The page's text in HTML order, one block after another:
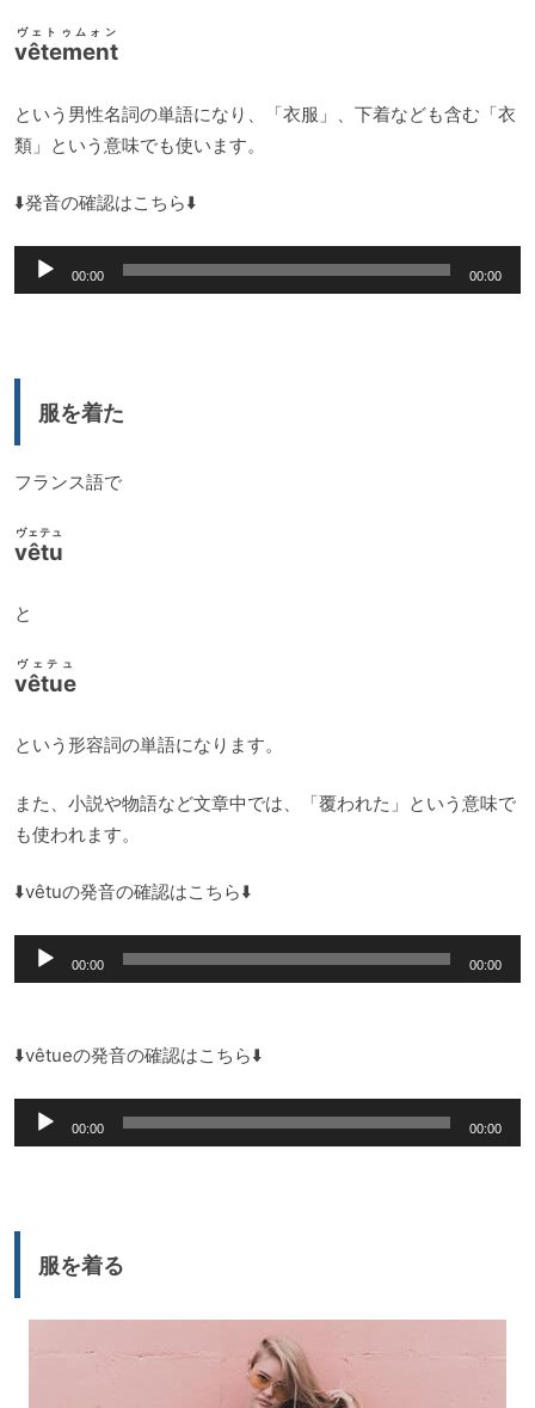
vêtement
ヴェトゥムォン
という男性名詞の単語になり、「衣服」、下着なども含む「衣
類」という意味でも使います。
⬇️発音の確認はこちら⬇️
声
00:00 00:00
服を着た
フランス語で
vêtu
ヴェテュ
と
vêtue
ヴェテュ
という形容詞の単語になります。
また、小説や物語など文章中では、「覆われた」という意味で
も使われます。
⬇️vêtuの発音の確認はこちら⬇️
声
レ
ー
00:00 00:00
⬇️vêtueの発音の確認はこちら⬇️
声
ー
00:00 00:00
服を着る